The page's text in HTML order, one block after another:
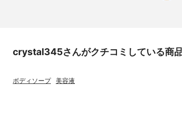
crystal345さんがクチコミしている商
ボディソープ 美容液